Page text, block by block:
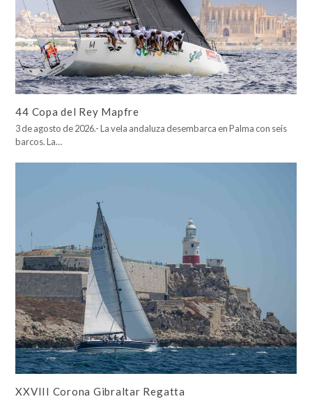
44 Copa del Rey Mapfre
3 de agosto de 2026.- La vela andaluza desembarca en Palma con seis
barcos. La…
XXVIII Corona Gibraltar Regatta